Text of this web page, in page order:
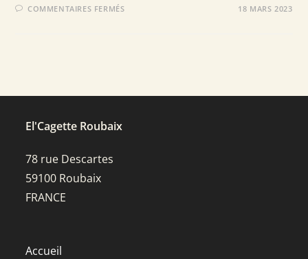
COMMENTAIRES FERMÉSSUR 18 MARS 2023
El'Cagette Roubaix
78 rue Descartes
59100 Roubaix
FRANCE
Accueil